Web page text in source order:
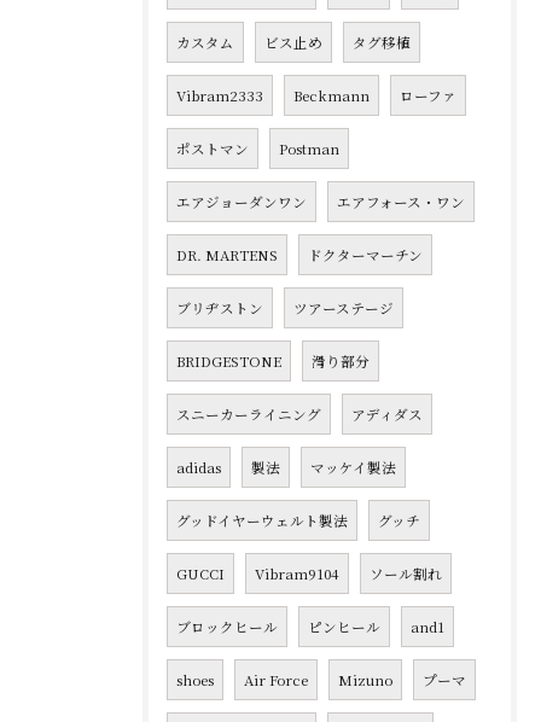
カスタム ビス止め タグ移植
Vibram2333 Beckmann ローファ
ポストマン Postman
エアジョーダンワン エアフォース・ワン
DR. MARTENS ドクターマーチン
ブリヂストン ツアーステージ
BRIDGESTONE 滑り部分
スニーカーライニング アディダス
adidas 製法 マッケイ製法
グッドイヤーウェルト製法 グッチ
GUCCI Vibram9104 ソール割れ
ブロックヒール ピンヒール and1
shoes Air Force Mizuno プーマ